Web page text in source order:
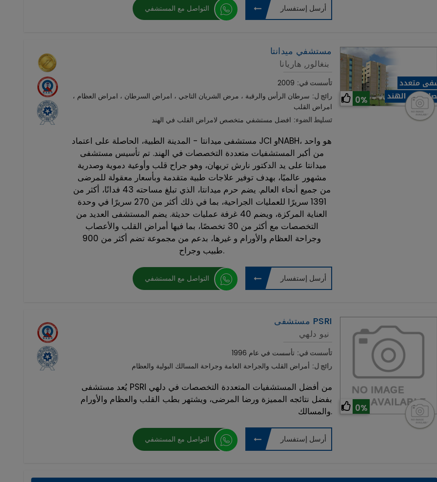
التواصل مع المستشفي أرسل إستفسار
0%
مستشفي ميدانتا
بنغالور, هاريانا
تأسست في: 2009
رائج ل: سرطان الرأس والرقبة ، مرض الشريان التاجي ، امراض السرطان ، امراض العظام ،
امراض القلب
تسليط الضوء: افضل مستشفي متخصص لامراض القلب في الهند
مستشفى ميدانتا - المدينة الطبية، الحاصلة على اعتماد JCI وNABH، هو واحد
من أكبر المستشفيات متعددة التخصصات في الهند. تم تأسيس مستشفى
ميدانتا على يد الدكتور نارش تريهان، وهو جراح قلب وأوعية دموية وصدرية
مشهور عالميًا، بهدف توفير علاجات طبية متقدمة وبأسعار معقولة للمرضى
من جميع أنحاء العالم. يضم حرم ميدانتا، الذي تبلغ مساحته 43 فدانًا، أكثر من
1391 سريرًا للعمليات الجراحية، بما في ذلك أكثر من 270 سريرًا في وحدة
العناية المركزة، ويضم 40 غرفة عمليات حديثة. يضم المستشفى العديد من
التخصصات مع أكثر من 30 تخصصًا، بما فيها أمراض القلب والأعصاب
وجراحة العظام والأورام و غيرها، بدعم من مجموعة تضم أكثر من 900
طبيب وجراح.
التواصل مع المستشفي أرسل إستفسار
0%
مستشفى PSRI
نيو دلهي
تأسست في: تأسست في عام 1996
رائج ل: أمراض القلب والجراحة العامة وجراحة المسالك البولية والعظام
يُعد مستشفى PSRI من أفضل المستشفيات المتعددة التخصصات في دلهي
بفضل نتائجه المميزة ورضا المرضى، ويشتهر بطب القلب والعظام والأورام
والمسالك.
التواصل مع المستشفي أرسل إستفسار